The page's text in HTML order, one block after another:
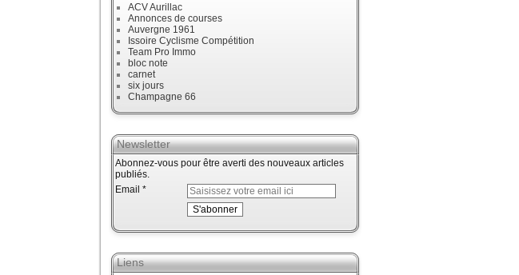
ACV Aurillac
Annonces de courses
Auvergne 1961
Issoire Cyclisme Compétition
Team Pro Immo
bloc note
carnet
six jours
Champagne 66
Newsletter
Abonnez-vous pour être averti des nouveaux articles
publiés.
Email
Liens